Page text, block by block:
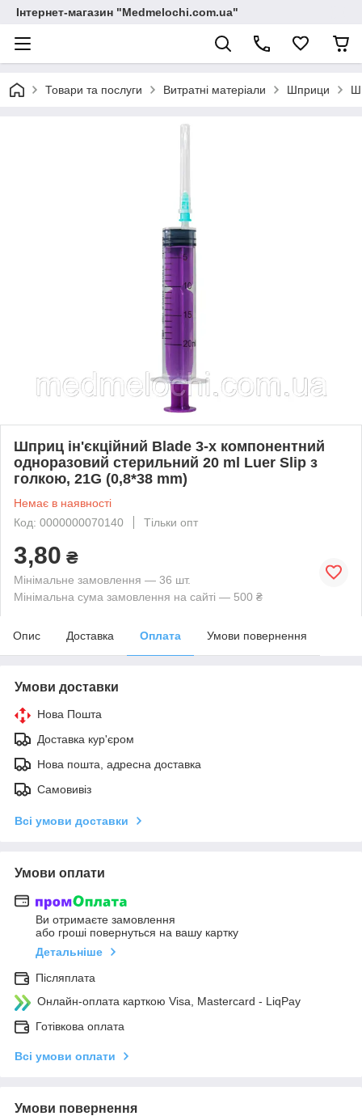
Інтернет-магазин "Medmelochi.com.ua"
Товари та послуги Витратні матеріали Шприци
Шприц ін'єкційний Blade 3-х компонентний
одноразовий стерильний 20 ml Luer Slip з
голкою, 21G (0,8*38 mm)
Немає в наявності
Код: 0000000070140
Тільки опт
3,80 ₴
Мінімальне замовлення — 36 шт.
Мінімальна сума замовлення на сайті — 500 ₴
Опис Доставка Оплата Умови повернення
Умови доставки
Нова Пошта
Доставка кур'єром
Нова пошта, адресна доставка
Самовивіз
Всі умови доставки
Умови оплати
Ви отримаєте замовлення
або гроші повернуться на вашу картку
Детальніше
Післяплата
Онлайн-оплата карткою Visa, Mastercard - LiqPay
Готівкова оплата
Всі умови оплати
Умови повернення